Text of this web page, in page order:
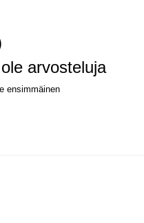
arvosteluja
ensimmäinen